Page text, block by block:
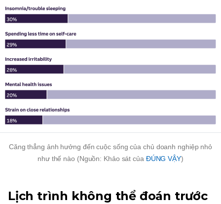
Căng thẳng ảnh hưởng đến cuộc sống của chủ doanh nghiệp nhỏ
như thế nào (Nguồn: Khảo sát của ĐÚNG VẬY)
Lịch trình không thể đoán trước